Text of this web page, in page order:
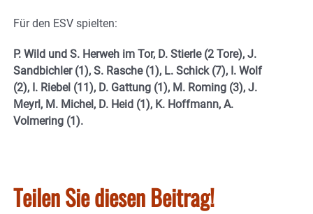
Für den ESV spielten:
P. Wild und S. Herweh im Tor, D. Stierle (2 Tore), J.
Sandbichler (1), S. Rasche (1), L. Schick (7), I. Wolf
(2), I. Riebel (11), D. Gattung (1), M. Roming (3), J.
Meyrl, M. Michel, D. Heid (1), K. Hoffmann, A.
Volmering (1).
Teilen Sie diesen Beitrag!